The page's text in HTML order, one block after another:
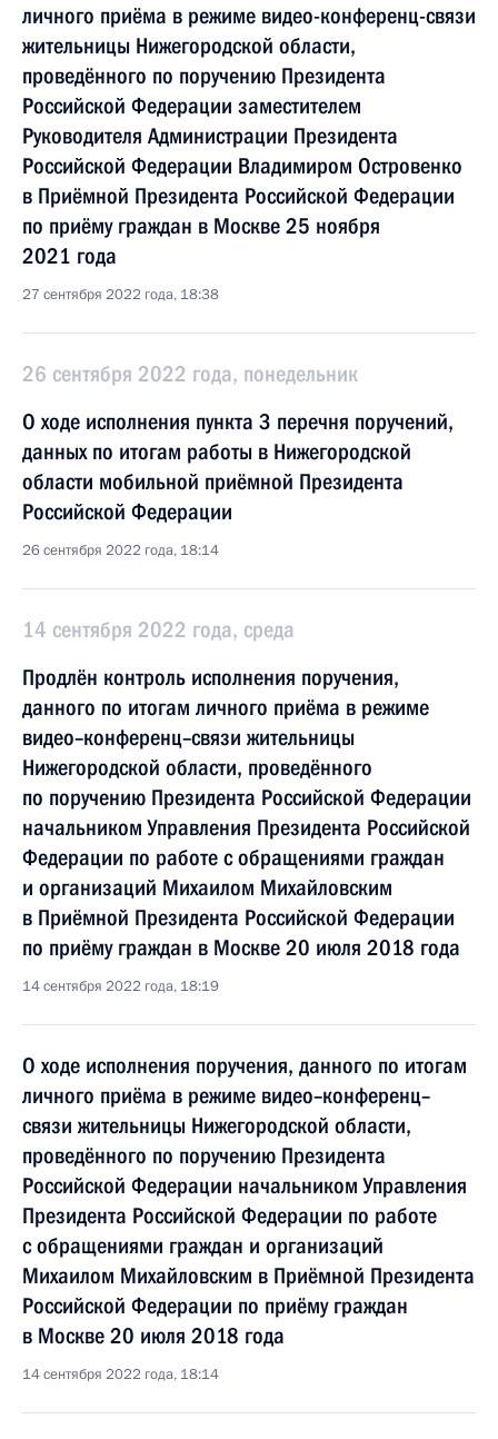
личного приёма в режиме видео-конференц-связи
жительницы Нижегородской области,
проведённого по поручению Президента
Российской Федерации заместителем
Руководителя Администрации Президента
Российской Федерации Владимиром Островенко
в Приёмной Президента Российской Федерации
по приёму граждан в Москве 25 ноября
2021 года
27 сентября 2022 года, 18:38
26 сентября 2022 года, понедельник
О ходе исполнения пункта 3 перечня поручений,
данных по итогам работы в Нижегородской
области мобильной приёмной Президента
Российской Федерации
26 сентября 2022 года, 18:14
14 сентября 2022 года, среда
Продлён контроль исполнения поручения,
данного по итогам личного приёма в режиме
видео–конференц–связи жительницы
Нижегородской области, проведённого
по поручению Президента Российской Федерации
начальником Управления Президента Российской
Федерации по работе с обращениями граждан
и организаций Михаилом Михайловским
в Приёмной Президента Российской Федерации
по приёму граждан в Москве 20 июля 2018 года
14 сентября 2022 года, 18:19
О ходе исполнения поручения, данного по итогам
личного приёма в режиме видео–конференц–
связи жительницы Нижегородской области,
проведённого по поручению Президента
Российской Федерации начальником Управления
Президента Российской Федерации по работе
с обращениями граждан и организаций
Михаилом Михайловским в Приёмной Президента
Российской Федерации по приёму граждан
в Москве 20 июля 2018 года
14 сентября 2022 года, 18:14